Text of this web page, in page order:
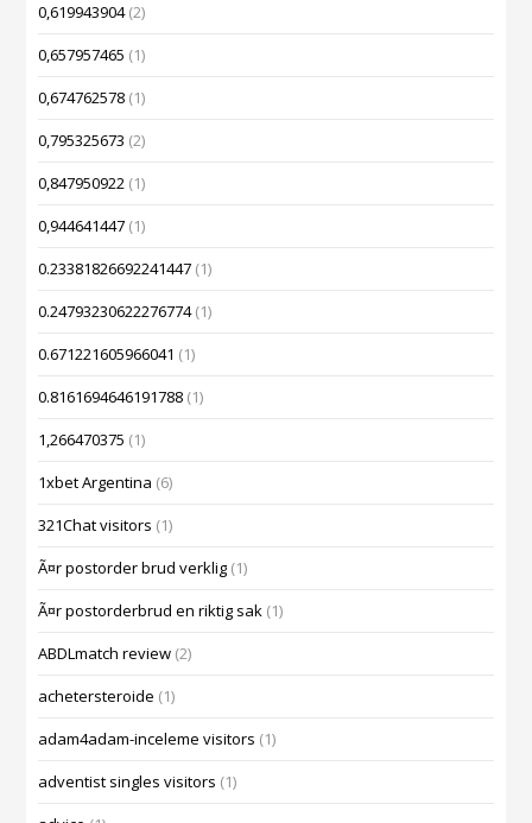
0,619943904(2)
0,657957465 (1)
0,674762578 (1)
0,795325673 (2)
0,847950922 (1)
0,944641447 (1)
0.23381826692241447 (1)
0.24793230622276774(1)
0.671221605966041 (1)
0.8161694646191788 (1)
1,266470375 (1)
1xbet Argentina (6)
321Chat visitors (1)
Ã¤r postorder brud verklig (1)
Ã¤r postorderbrud en riktig sak (1)
ABDLmatch review (2)
achetersteroide (1)
adam4adam-inceleme visitors (1)
adventist singles visitors (1)